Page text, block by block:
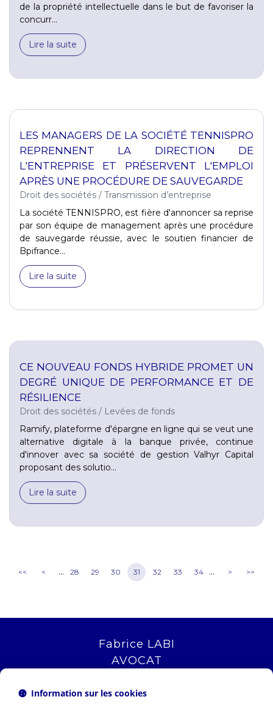
de la propriété intellectuelle dans le but de favoriser la
concurr...
Lire la suite
LES MANAGERS DE LA SOCIÉTÉ TENNISPRO
REPRENNENT LA DIRECTION DE
L'ENTREPRISE ET PRÉSERVENT L'EMPLOI
APRÈS UNE PROCÉDURE DE SAUVEGARDE
Droit des sociétés / Transmission d’entreprise
La société TENNISPRO, est fière d'annoncer sa reprise
par son équipe de management après une procédure
de sauvegarde réussie, avec le soutien financier de
Bpifrance...
Lire la suite
CE NOUVEAU FONDS HYBRIDE PROMET UN
DEGRÉ UNIQUE DE PERFORMANCE ET DE
RÉSILIENCE
Droit des sociétés / Levées de fonds
Ramify, plateforme d'épargne en ligne qui se veut une
alternative digitale à la banque privée, continue
d'innover avec sa société de gestion Valhyr Capital
proposant des solutio...
Lire la suite
<< < ... 28 29 30 31 32 33 34 ... > >>
Fabrice LABI
AVOCAT
13006 MARSEILLE
Information sur les cookies